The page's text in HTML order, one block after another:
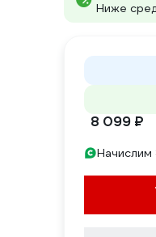
Ниже
8 099 ₽
Начислим